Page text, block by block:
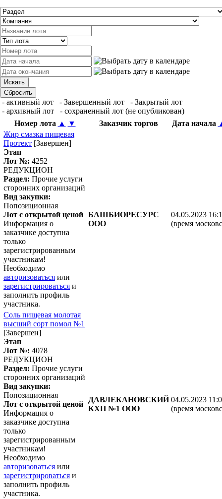
- активный лот - Завершенный лот
- Закрытый лот
- архивный лот
- сохраненный лот (не опубликован)
Номер лота ▲ ▼ Заказчик торгов Дата начала
Жир смазка пищевая
Протект [Завершен]
Этап
Лот №: 4252
РЕДУКЦИОН
Раздел: Прочие услуги
сторонних организаций
Вид закупки:
Попозиционная
Лот с открытой ценой
Информация о
заказчике доступна
только
зарегистрированным
участникам!
Необходимо
авторизоваться или
зарегистрироваться и
заполнить профиль
участника.
БАШБИОРЕСУРС
ООО
04.05.2023
(время
Соль пищевая молотая
высший сорт помол №1
[Завершен]
Этап
Лот №: 4078
РЕДУКЦИОН
Раздел: Прочие услуги
сторонних организаций
Вид закупки:
Попозиционная
Лот с открытой ценой
Информация о
заказчике доступна
только
зарегистрированным
участникам!
Необходимо
авторизоваться или
зарегистрироваться и
заполнить профиль
участника.
ДАВЛЕКАНОВСКИЙ
КХП №1 ООО
04.05.2023
(время